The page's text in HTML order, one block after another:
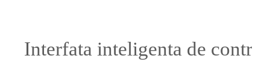
Interfata inteligenta de